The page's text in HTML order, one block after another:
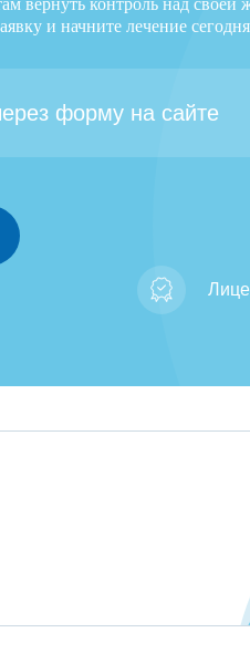
вернуть контроль над
и начните лечение
форму на сайте